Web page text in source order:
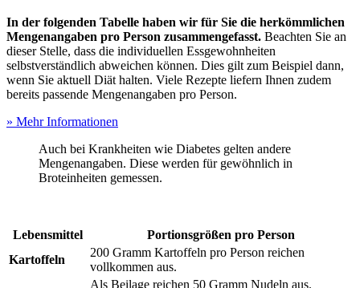
In der folgenden Tabelle haben wir für Sie die herkömmlichen
Mengenangaben pro Person zusammengefasst. Beachten Sie an
dieser Stelle, dass die individuellen Essgewohnheiten
selbstverständlich abweichen können. Dies gilt zum Beispiel dann,
wenn Sie aktuell Diät halten. Viele Rezepte liefern Ihnen zudem
bereits passende Mengenangaben pro Person.
» Mehr Informationen
Auch bei Krankheiten wie Diabetes gelten andere
Mengenangaben. Diese werden für gewöhnlich in
Broteinheiten gemessen.
Lebensmittel
Portionsgrößen pro Person
Kartoffeln
200 Gramm Kartoffeln pro Person reichen
vollkommen aus.
Als Beilage reichen 50 Gramm Nudeln aus.